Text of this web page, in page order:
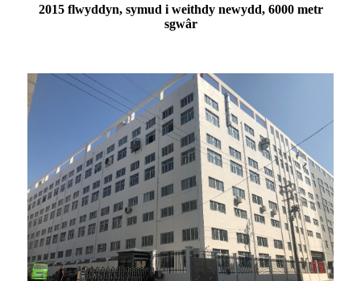
2015 flwyddyn, symud i weithdy newydd, 6000 metr
sgwâr